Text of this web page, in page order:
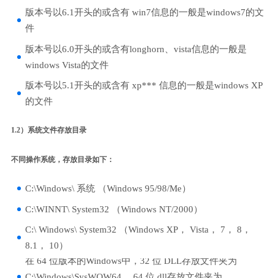
版本号以6.1开头的或含有 win7信息的一般是windows7的文
件
版本号以6.0开头的或含有longhorn、vista信息的一般是
windows Vista的文件
版本号以5.1开头的或含有 xp*** 信息的一般是windows XP
的文件
1.2）系统文件存放目录
不同操作系统，存放目录如下：
C:\Windows\ 系统 （Windows 95/98/Me）
C:\WINNT\ System32 （Windows NT/2000）
C:\ Windows\ System32 （Windows XP， Vista， 7， 8，
8.1， 10）
在 64 位版本的Windows中，32 位 DLL存放文件夹为